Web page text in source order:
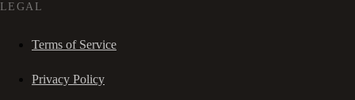
LEGAL
Terms of Service
Privacy Policy